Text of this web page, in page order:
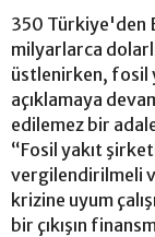
350 Türkiye'den
milyarlarca
üstlenirken, fosil
açıklamaya
edilemez bir
“Fosil yakıt
vergilendirilmeli
krizine uyum
bir çıkışın